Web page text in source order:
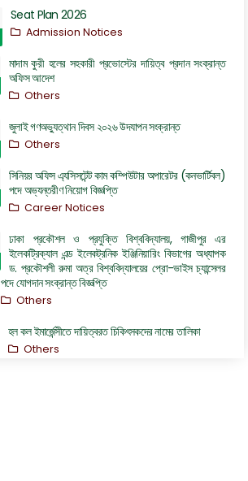
Seat Plan 2026
Admission Notices
মাদাম কুরী হলের সহকারী প্রভোস্টের দায়িত্ব প্রদান সংক্রান্ত
অফিস আদেশ
Others
জুলাই গণঅভ্যুত্থান দিবস ২০২৬ উদযাপন সংক্রান্ত
Others
সিনিয়র অফিস এ্যসিসটেন্ট কাম কম্পিউটার অপারেটর (কনভার্টিবল)
পদে অভ্যন্তরীণ নিয়োগ বিজ্ঞপ্তি
Career Notices
ঢাকা প্রকৌশল ও প্রযুক্তি বিশ্ববিদ্যালয়, গাজীপুর এর
ইলেকট্রিক্যাল এন্ড ইলেকট্রনিক ইঞ্জিনিয়ারিং বিভাগের অধ্যাপক
ড. প্রকৌশলী রুমা অত্র বিশ্ববিদ্যালয়ের প্রো-ভাইস চ্যান্সেলর
পদে যোগদান সংক্রান্ত বিজ্ঞপ্তি
Others
হল কল ইমার্জেন্সীতে দায়িত্বরত চিকিৎসকদের নামের তালিকা
Others